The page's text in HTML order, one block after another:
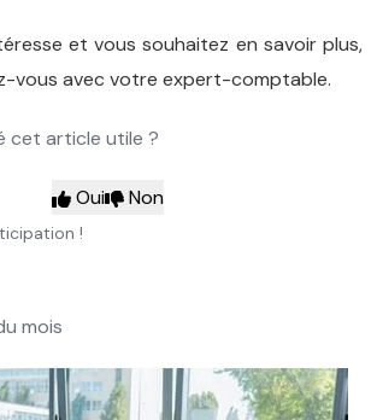
et vous souhaitez en savoir plus,
vous avec votre expert-comptable.
cet article utile ?
Oui Non
!
mois